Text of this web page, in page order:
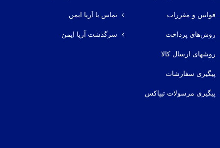
قوانین و مقررات
روش‌های پرداخت
روشهای ارسال کالا
پیگیری سفارشات
پیگیری مرسولات تیپاکس
تماس با آریا ایمن
سرگذشت آریا ایمن